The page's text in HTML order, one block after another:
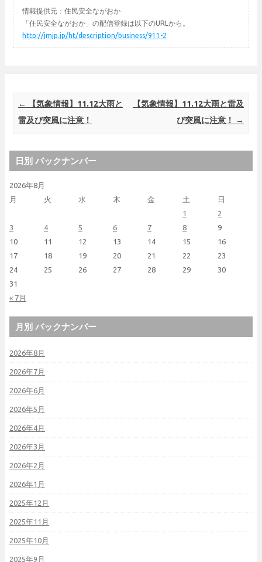
情報提供元：住民安全ながおか
「住民安全ながおか」の配信登録は以下のURLから。
http://jmjp.jp/ht/description/business/911-2
Post navigation
←
【気象情報】11.12大雨と
雷及び突風に注意！
【気象情報】11.12大雨と雷及
び突風に注意！
→
日別 バックナンバー
2026年8月
月
火 水 木 金 土 日
« 7月
1
2
3
4 5 6 7 8
9
10
11 12 13 14 15
16
17
18 19 20 21 22
23
24
25 26 27 28 29
30
31
月別 バックナンバー
2026年8月
2026年7月
2026年6月
2026年5月
2026年4月
2026年3月
2026年2月
2026年1月
2025年12月
2025年11月
2025年10月
2025年9月